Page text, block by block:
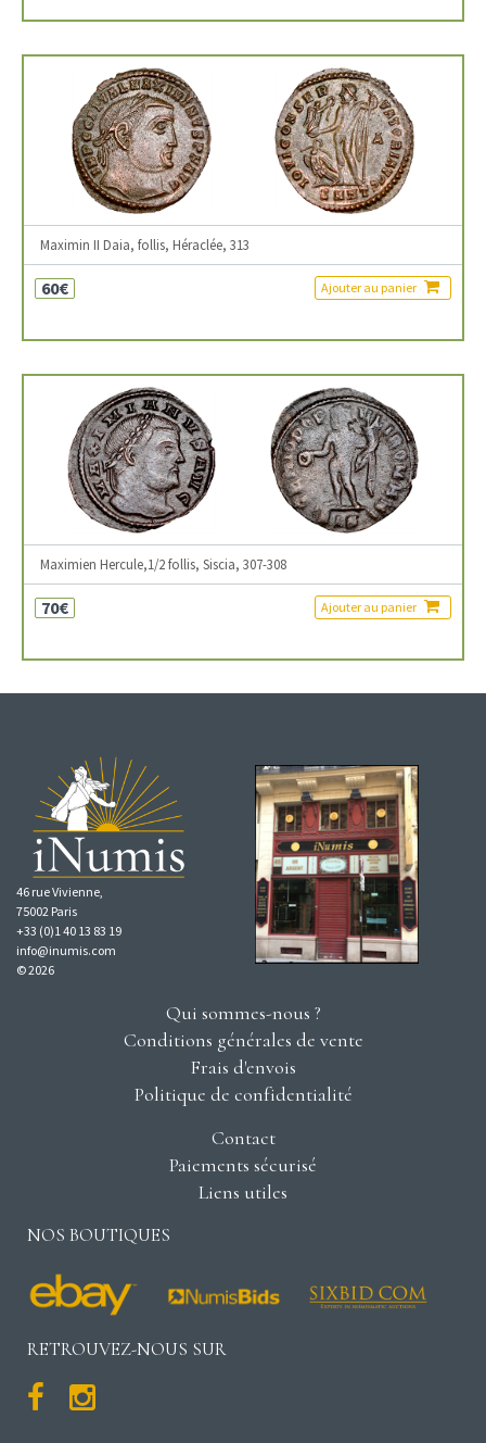
Maximin II Daia, follis, Héraclée, 313
60€ Ajouter au panier
Maximien Hercule,1/2 follis, Siscia, 307-308
70€ Ajouter au panier
46 rue Vivienne,
75002 Paris
+33 (0)1 40 13 83 19
info@inumis.com
© 2026
Qui sommes-nous ?
Conditions générales de vente
Frais d'envois
Politique de confidentialité
Contact
Paiements sécurisé
Liens utiles
NOS BOUTIQUES
RETROUVEZ-NOUS SUR